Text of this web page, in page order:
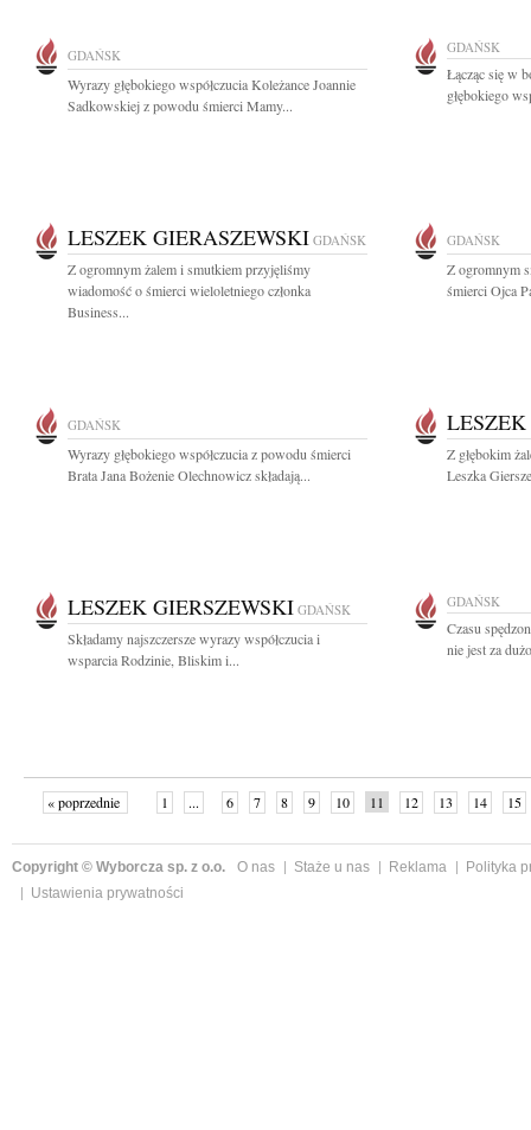
GDAŃSK
Wyrazy głębokiego współczucia Koleżance Joannie
Sadkowskiej z powodu śmierci Mamy...
GDAŃSK
Łącząc się w
głębokiego
LESZEK GIERASZEWSKI GDAŃSK
Z ogromnym żalem i smutkiem przyjęliśmy
wiadomość o śmierci wieloletniego członka
Business...
GDAŃSK
Z ogromnym
śmierci Ojca
GDAŃSK
Wyrazy głębokiego współczucia z powodu śmierci
Brata Jana Bożenie Olechnowicz składają...
Z głębokim
Leszka
LESZEK GIERSZEWSKI GDAŃSK
Składamy najszczersze wyrazy współczucia i
wsparcia Rodzinie, Bliskim i...
GDAŃSK
Czasu
nie jest za
« poprzednie 1 ... 6 7 8 9 10 11 12 13 14 15
Copyright © Wyborcza sp. z o.o. O nas Staże u nas Reklama
Polityka
Ustawienia prywatności